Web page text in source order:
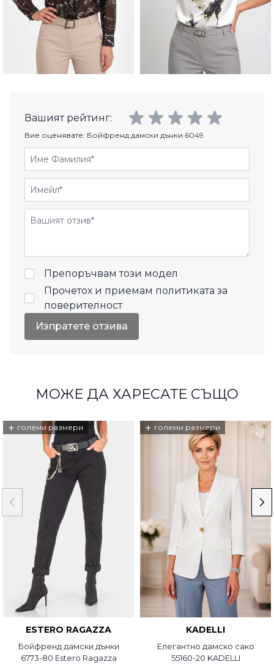
Вашият рейтинг:
Вие оценявате: Бойфренд дамски дънки 6049
Име Фамилия
Имейл
Отзиви
Препоръчвам този модел
Прочетох и приемам политиката за
поверителност
Изпратете отзива
МОЖЕ ДА ХАРЕСАТЕ СЪЩО
+ големи размери
ESTERO RAGAZZA
Бойфренд дамски дънки
6773-80 Estero Ragazza
+ големи размери
KADELLI
Елегантно дамско сако
55160-20 KADELLI